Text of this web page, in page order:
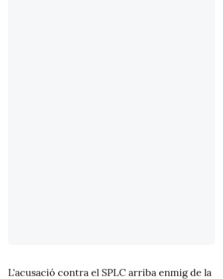
L'acusació contra el SPLC arriba enmig de la